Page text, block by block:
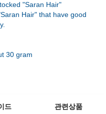
"Saran Hair"
Hair" that have good
드 관련상품